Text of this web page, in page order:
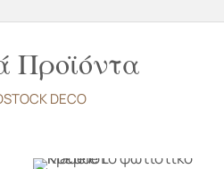
Προϊόντα
DECO